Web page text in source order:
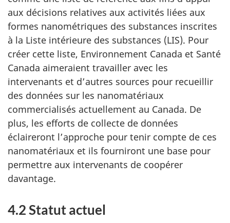
aux décisions relatives aux activités liées aux
formes nanométriques des substances inscrites
à la Liste intérieure des substances (LIS). Pour
créer cette liste, Environnement Canada et Santé
Canada aimeraient travailler avec les
intervenants et d’autres sources pour recueillir
des données sur les nanomatériaux
commercialisés actuellement au Canada. De
plus, les efforts de collecte de données
éclaireront l’approche pour tenir compte de ces
nanomatériaux et ils fourniront une base pour
permettre aux intervenants de coopérer
davantage.
4.2 Statut actuel